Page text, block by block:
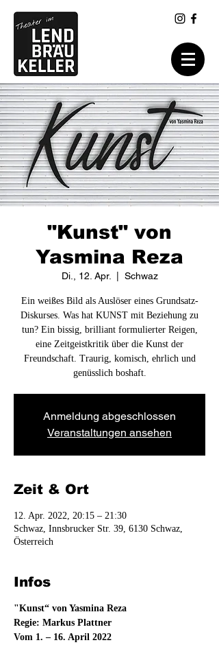
"Kunst" von
Yasmina Reza
Di., 12. Apr. Schwaz
Ein weißes Bild als Auslöser eines Grundsatz-
Diskurses. Was hat KUNST mit Beziehung zu
tun? Ein bissig, brilliant formulierter Reigen,
eine Zeitgeistkritik über die Kunst der
Freundschaft. Traurig, komisch, ehrlich und
genüsslich boshaft.
Anmeldung abgeschlossen
Veranstaltungen ansehen
Zeit & Ort
12. Apr. 2022, 20:15 – 21:30
Schwaz, Innsbrucker Str. 39, 6130 Schwaz,
Österreich
Infos
"Kunst“ von Yasmina Reza
Regie: Markus Plattner
Vom 1. – 16. April 2022